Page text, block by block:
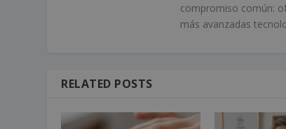
compromiso común:
más avanzadas
RELATED POSTS